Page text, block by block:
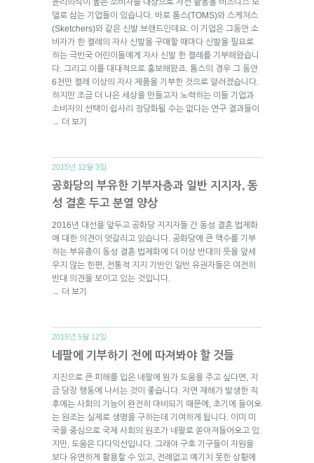
델로 삼는 기업들이 있습니다. 바로 톰스(TOMS)와 스케쳐스
(Sketchers)와 같은 신발 브랜드인데요. 이 기업은 그동안 소
비자가 한 켤레의 자사 신발을 구매할 때마다 신발을 필요로
하는 극빈국 어린이들에게 자사 신발 한 켤레를 기부해왔습니
다. 그리고 이를 대대적으로 홍보해왔죠. 톰스의 경우 그 동안
6천만 켤레 이상의 자사 제품을 기부한 것으로 알려졌습니다.
하지만 조금 더 나은 세상을 만들고자 노력하는 이들 기업과
소비자의 선택이 쉽사리 정당화될 수는 없다는 연구 결과들이
→ 더 보기
2015년 12월 3일.
공화당의 부유한 기부자층과 일반 지지자, 동
성 결혼 두고 분열 양상
2016년 대선을 앞두고 공화당 지지자들 간 동성 결혼 법제화
에 대한 의견이 엇갈리고 있습니다. 공화당에 큰 액수를 기부
하는 부유층이 동성 결혼 법제화에 더 이상 반대의 뜻을 앞세
우지 않는 한편, 전통적 지지 기반인 일반 유권자들은 여전히
반대 의견을 보이고 있는 것입니다.
→ 더 보기
2015년 5월 12일.
네팔에 기부하기 전에 따져봐야 할 것들
지진으로 큰 피해를 입은 네팔에 뭔가 도움을 주고 싶다면, 지
금 당장 행동에 나서는 것이 좋습니다. 자연 재해가 발생한 직
후에는 사회의 기능이 완전히 마비되기 때문에, 초기에 들어오
는 원조는 실제로 생명을 구하는데 기여하게 됩니다. 이미 미
국을 중심으로 국제 사회의 원조가 네팔로 쏟아져들어오고 있
지만, 도움은 다다익선입니다. 그래야 구호 기구들이 자원을
보다 유연하게 활용할 수 있고, 전례없고 예기치 못한 상황에